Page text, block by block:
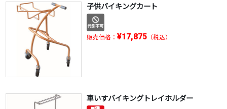
子供バイキングカート
販売価格： ¥17,875（税込）
車いすバイキングトレイホルダー